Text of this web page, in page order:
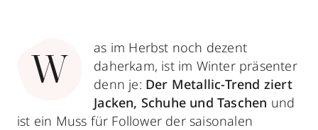
W
as im Herbst noch dezent
daherkam, ist im Winter präsenter
denn je: Der Metallic-Trend ziert
Jacken, Schuhe und Taschen und
ist ein Muss für Follower der saisonalen